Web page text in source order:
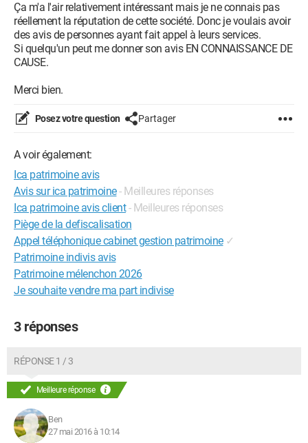
Ça m'a l'air relativement intéressant mais je ne connais pas
réellement la réputation de cette société. Donc je voulais avoir
des avis de personnes ayant fait appel à leurs services.
Si quelqu'un peut me donner son avis EN CONNAISSANCE DE
CAUSE.
Merci bien.
Posez votre question Partager
A voir également:
Ica patrimoine avis
Avis sur ica patrimoine- Meilleures réponses
Ica patrimoine avis client - Meilleures réponses
Piège de la defiscalisation
Appel téléphonique cabinet gestion patrimoine ✓
Patrimoine indivis avis
Patrimoine mélenchon 2026
Je souhaite vendre ma part indivise
3 réponses
RÉPONSE 1 / 3
Meilleure réponse
Ben
27 mai 2016 à 10:14